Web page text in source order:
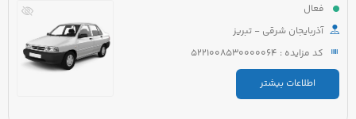
فعال
آذربایجان شرقی - تبریز
کد مزایده : 5221008530000064
اطلاعات بیشتر